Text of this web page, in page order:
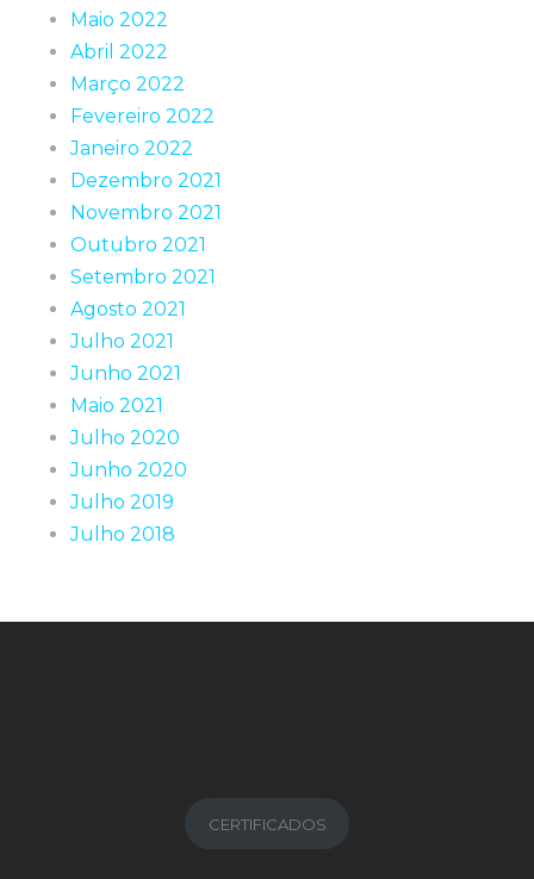
Maio 2022
Abril 2022
Março 2022
Fevereiro 2022
Janeiro 2022
Dezembro 2021
Novembro 2021
Outubro 2021
Setembro 2021
Agosto 2021
Julho 2021
Junho 2021
Maio 2021
Julho 2020
Junho 2020
Julho 2019
Julho 2018
CERTIFICADOS